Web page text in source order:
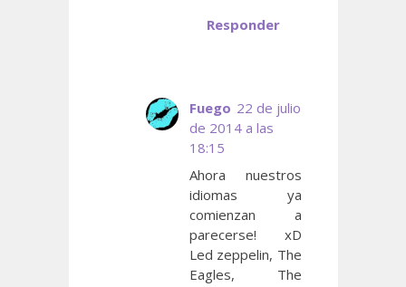
Responder
Fuego 22 de julio
de 2014 a las
18:15
Ahora nuestros
idiomas ya
comienzan a
parecerse! xD
Led zeppelin, The
Eagles, The